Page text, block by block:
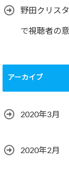
野田クリス
で視聴者の
アーカイブ
2020年3月
2020年2月